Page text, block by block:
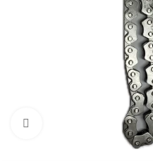
Нажмите, чтобы